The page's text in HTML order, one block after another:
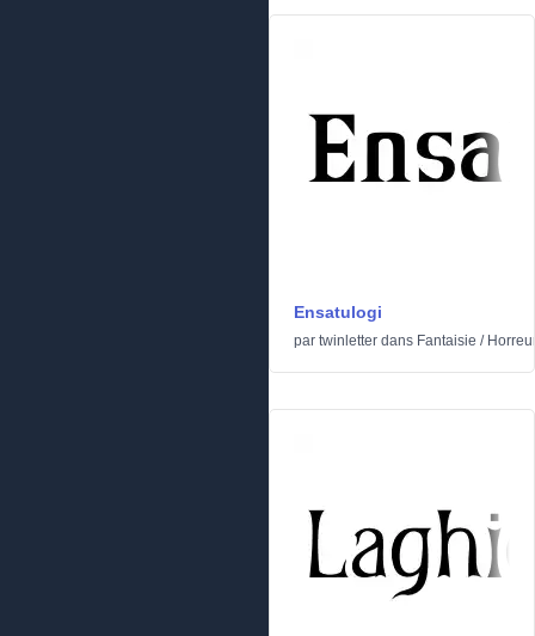
Ensatulogi
par twinletter dans Fantaisie /